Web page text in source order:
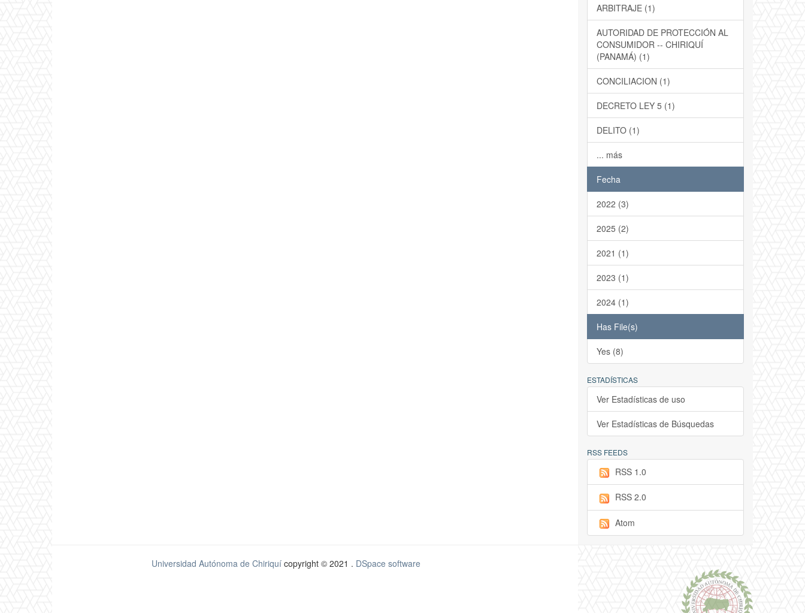
ARBITRAJE (1)
AUTORIDAD DE PROTECCIÓN AL
CONSUMIDOR -- CHIRIQUÍ
(PANAMÁ) (1)
CONCILIACION (1)
DECRETO LEY 5 (1)
DELITO (1)
... más
Fecha
2022 (3)
2025 (2)
2021 (1)
2023 (1)
2024 (1)
Has File(s)
Yes (8)
ESTADÍSTICAS
Ver Estadísticas de uso
Ver Estadísticas de Búsquedas
RSS FEEDS
RSS 1.0
RSS 2.0
Atom
Universidad Autónoma de Chiriquícopyright © 2021 . DSpace software